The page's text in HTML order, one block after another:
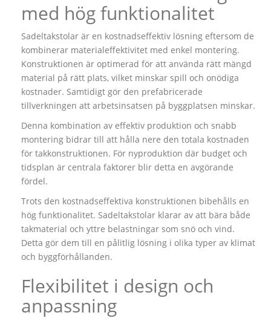
med hög funktionalitet
Sadeltakstolar är en kostnadseffektiv lösning eftersom de
kombinerar materialeffektivitet med enkel montering.
Konstruktionen är optimerad för att använda rätt mängd
material på rätt plats, vilket minskar spill och onödiga
kostnader. Samtidigt gör den prefabricerade
tillverkningen att arbetsinsatsen på byggplatsen minskar.
Denna kombination av effektiv produktion och snabb
montering bidrar till att hålla nere den totala kostnaden
för takkonstruktionen. För nyproduktion där budget och
tidsplan är centrala faktorer blir detta en avgörande
fördel.
Trots den kostnadseffektiva konstruktionen bibehålls en
hög funktionalitet. Sadeltakstolar klarar av att bära både
takmaterial och yttre belastningar som snö och vind.
Detta gör dem till en pålitlig lösning i olika typer av klimat
och byggförhållanden.
Flexibilitet i design och
anpassning